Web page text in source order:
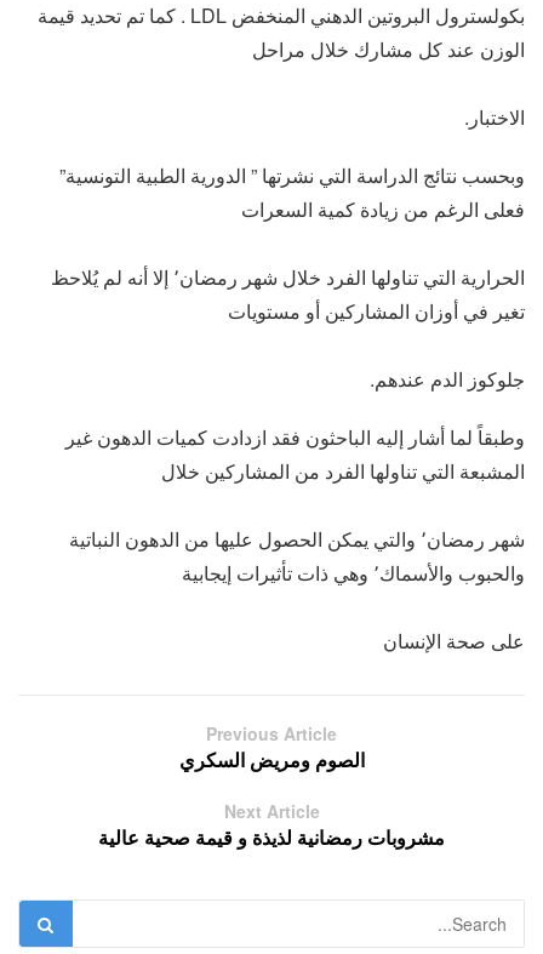
بكولسترول البروتين الدهني المنخفض LDL . كما تم تحديد قيمة
الوزن عند كل مشارك خلال مراحل
الاختبار.
وبحسب نتائج الدراسة التي نشرتها ” الدورية الطبية التونسية”
فعلى الرغم من زيادة كمية السعرات
الحرارية التي تناولها الفرد خلال شهر رمضان٬ إلا أنه لم يُلاحظ
تغير في أوزان المشاركين أو مستويات
جلوكوز الدم عندهم.
وطبقاً لما أشار إليه الباحثون فقد ازدادت كميات الدهون غير
المشبعة التي تناولها الفرد من المشاركين خلال
شهر رمضان٬ والتي يمكن الحصول عليها من الدهون النباتية
والحبوب والأسماك٬ وهي ذات تأثيرات إيجابية
على صحة الإنسان
Previous Article
الصوم ومريض السكري
Next Article
مشروبات رمضانية لذيذة و قيمة صحية عالية